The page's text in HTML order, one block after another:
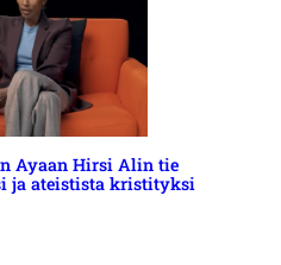
Ayaan Hirsi Alin tie
ja ateistista kristityksi